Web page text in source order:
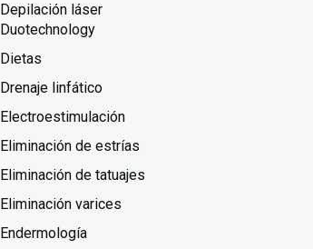
Depilación láser
Duotechnology
Dietas
Drenaje linfático
Electroestimulación
Eliminación de estrías
Eliminación de tatuajes
Eliminación varices
Endermología